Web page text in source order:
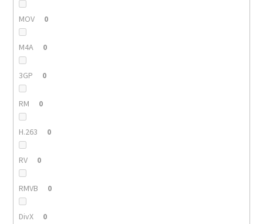
MOV 0
M4A 0
3GP 0
RM 0
H.263 0
RV 0
RMVB 0
DivX 0